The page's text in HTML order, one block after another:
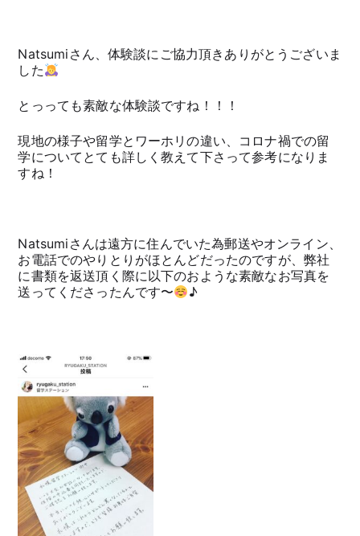
Natsumiさん、体験談にご協力頂きありがとうございま
した
とっっても素敵な体験談ですね！！！
現地の様子や留学とワーホリの違い、コロナ禍での留
学についてとても詳しく教えて下さって参考になりま
すね！
Natsumiさんは遠方に住んでいた為郵送やオンライン、
お電話でのやりとりがほとんどだったのですが、弊社
に書類を返送頂く際に以下のおような素敵なお写真を
送ってくださったんです〜
♪